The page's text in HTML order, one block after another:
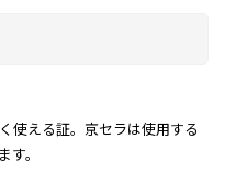
使える証。京セラは使用する
。